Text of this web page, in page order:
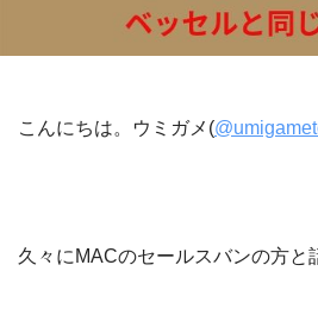
こんにちは。ウミガメ(
久々にMACのセールスバンの方と